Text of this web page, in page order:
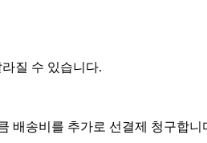
질 수 있습니다.
배송비를 추가로 선결제 청구합니